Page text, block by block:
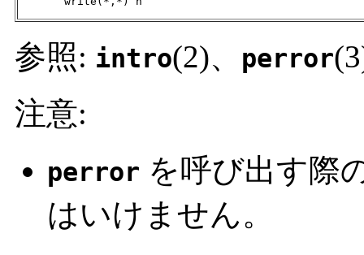
参照: intro(2)、 perror
注意:
perror を呼び出す際
はいけません。